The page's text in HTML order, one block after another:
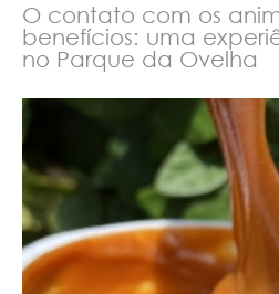
O contato com os
benefícios: uma
no Parque da Ovelha